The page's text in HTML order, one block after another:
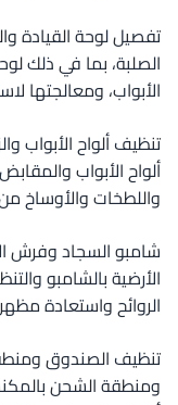
تفصيل لوحة القيادة
الصلبة، بما في ذلك
الأبواب، ومعالجتها
تنظيف ألواح الأبواب
ألواح الأبواب
واللطخات والأوساخ
شامبو السجاد وفرش
الأرضية بالشامبو
الروائح واستعادة
تنظيف الصندوق
ومنطقة الشحن